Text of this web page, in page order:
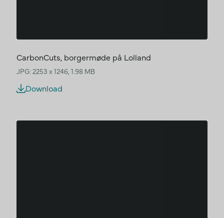
CarbonCuts, borgermøde på Lolland
JPG: 2253 x 1246, 1.98 MB
Download